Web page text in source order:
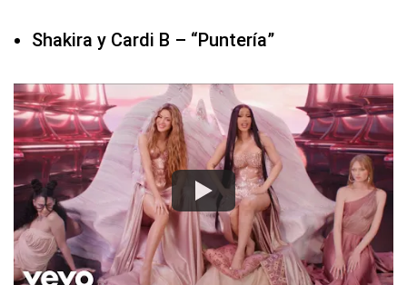
12. Best Rock (Mejor rock)
Bon Jovi – “Legendary”
Coldplay – “Feelslikeimfallinginlove”